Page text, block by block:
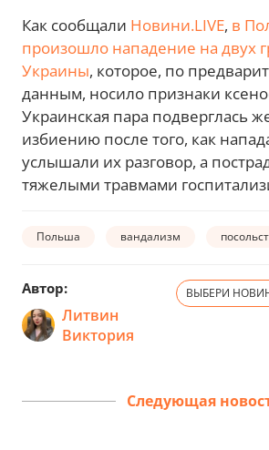
Как сообщали Новини.LIVE, в
произошло нападение на двух
Украины, которое, по
данным, носило признаки
Украинская пара подверглась
избиению после того, как
услышали их разговор, а
тяжелыми травмами
Польша вандализм
Автор:
Литвин
Виктория
ВЫБЕРИ
Следующая